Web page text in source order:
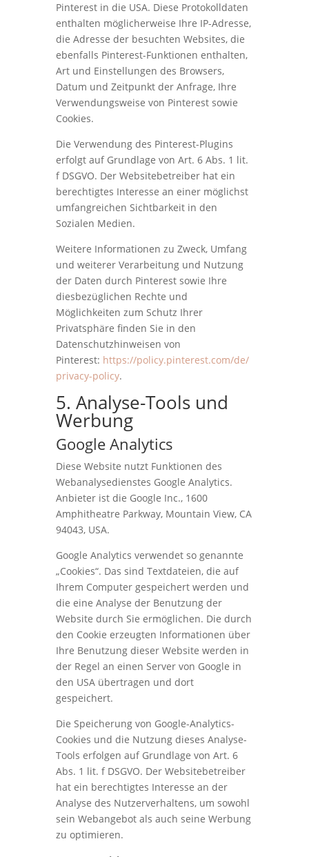
Pinterest in die USA. Diese Protokolldaten
enthalten möglicherweise Ihre IP-Adresse,
die Adresse der besuchten Websites, die
ebenfalls Pinterest-Funktionen enthalten,
Art und Einstellungen des Browsers,
Datum und Zeitpunkt der Anfrage, Ihre
Verwendungsweise von Pinterest sowie
Cookies.
Die Verwendung des Pinterest-Plugins
erfolgt auf Grundlage von Art. 6 Abs. 1 lit.
f DSGVO. Der Websitebetreiber hat ein
berechtigtes Interesse an einer möglichst
umfangreichen Sichtbarkeit in den
Sozialen Medien.
Weitere Informationen zu Zweck, Umfang
und weiterer Verarbeitung und Nutzung
der Daten durch Pinterest sowie Ihre
diesbezüglichen Rechte und
Möglichkeiten zum Schutz Ihrer
Privatsphäre finden Sie in den
Datenschutzhinweisen von
Pinterest: https://policy.pinterest.com/de/
privacy-policy.
5. Analyse-Tools und
Werbung
Google Analytics
Diese Website nutzt Funktionen des
Webanalysedienstes Google Analytics.
Anbieter ist die Google Inc., 1600
Amphitheatre Parkway, Mountain View, CA
94043, USA.
Google Analytics verwendet so genannte
„Cookies“. Das sind Textdateien, die auf
Ihrem Computer gespeichert werden und
die eine Analyse der Benutzung der
Website durch Sie ermöglichen. Die durch
den Cookie erzeugten Informationen über
Ihre Benutzung dieser Website werden in
der Regel an einen Server von Google in
den USA übertragen und dort
gespeichert.
Die Speicherung von Google-Analytics-
Cookies und die Nutzung dieses Analyse-
Tools erfolgen auf Grundlage von Art. 6
Abs. 1 lit. f DSGVO. Der Websitebetreiber
hat ein berechtigtes Interesse an der
Analyse des Nutzerverhaltens, um sowohl
sein Webangebot als auch seine Werbung
zu optimieren.